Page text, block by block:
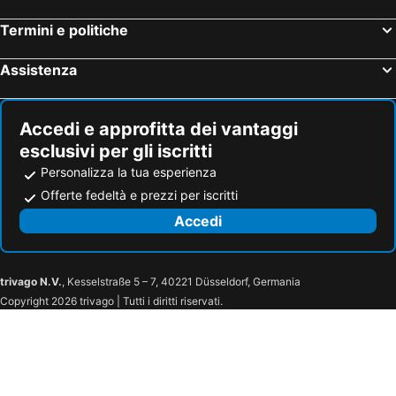
Les Jardins de Cassis
New Hotel Of Marseille
Holiday Inn Express Marseille Airport By Ihg
Hotel THEFFA
Aparthotel Adagio Marseille Timone
Grand Hotel Beauvau Marseille Vieux-Port - MGallery Collection
ibis Styles Marseille Vieux Port
App-Arte
Hôtel Hermès
Hotel Belle-Vue Vieux-Port
Hostel Lambassade Bretonne Vieux-port
Europe Hotel Vieux Port
NOCNOC - Le Petit-Colbert
Termini e politiche
Assistenza
Accedi e approfitta dei vantaggi
esclusivi per gli iscritti
Personalizza la tua esperienza
Offerte fedeltà e prezzi per iscritti
Accedi
trivago N.V., Kesselstraße 5 – 7, 40221 Düsseldorf, Germania
Copyright 2026 trivago | Tutti i diritti riservati.